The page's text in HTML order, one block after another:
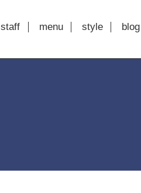
staff menu style blog